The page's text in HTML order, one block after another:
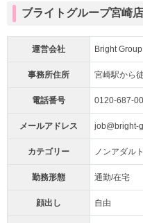
ブライトグループ宮崎
運営会社 Bright
事務所住所 宮崎駅から
電話番号 0120-687-
メールアドレス job@bright-
カテゴリー ノンアダル
勤務形態 通勤/在宅
顔出し 自由